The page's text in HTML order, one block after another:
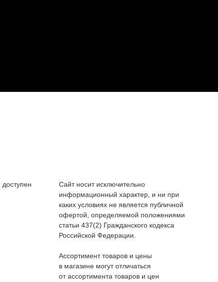
Сайт носит исключительно
информационный характер, и ни при
каких условиях не является публичной
офертой, определяемой положениями
статьи 437(2) Гражданского кодекса
Российской Федерации.
Ассортимент товаров и цены
в магазине могут отличаться
от ассортимента товаров и цен